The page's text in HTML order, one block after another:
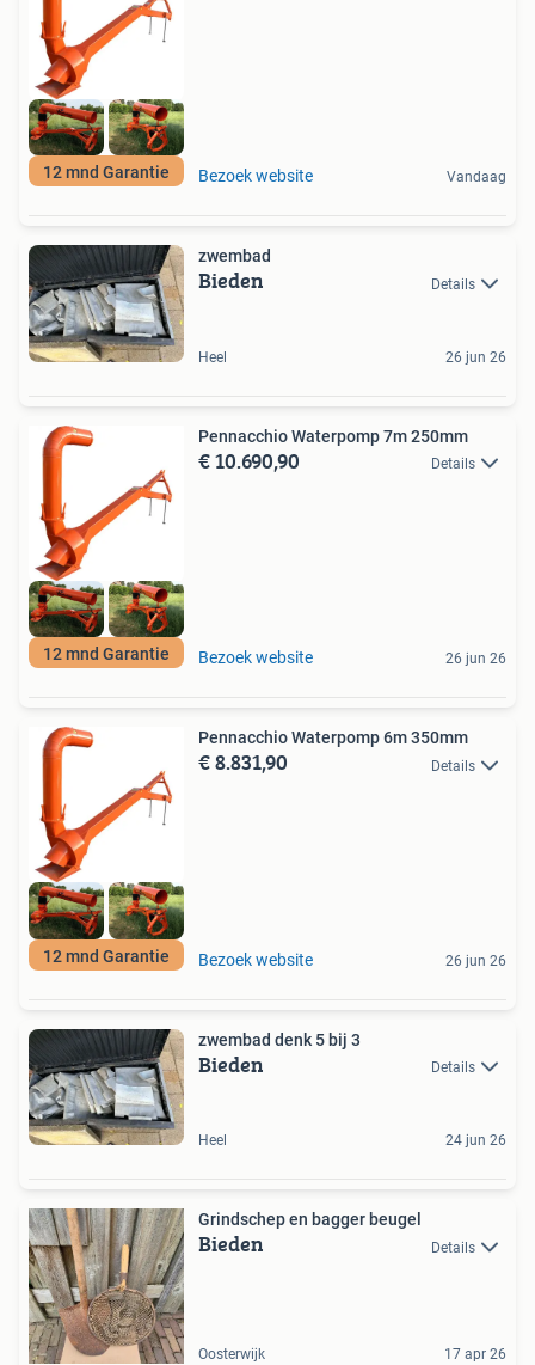
12 mnd Garantie Bezoek website Vandaag
zwembad
Bieden Details
Heel 26 jun 26
12 mnd Garantie
Pennacchio Waterpomp 7m 250mm
€ 10.690,90 Details
Bezoek website 26 jun 26
12 mnd Garantie
Pennacchio Waterpomp 6m 350mm
€ 8.831,90 Details
Bezoek website 26 jun 26
zwembad denk 5 bij 3
Bieden Details
Heel 24 jun 26
Grindschep en bagger beugel
Bieden Details
Oosterwijk 17 apr 26